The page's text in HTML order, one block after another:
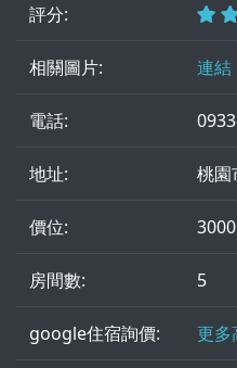
評分:
相關圖片: 連結
電話:
地址: 桃園
價位:
房間數: 5
google住宿詢價: 更多